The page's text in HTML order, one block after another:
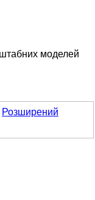
моделей
Розширений